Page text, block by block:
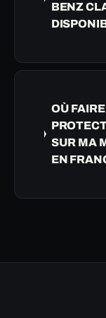
BENZ
OÙ
SUR MA
EN